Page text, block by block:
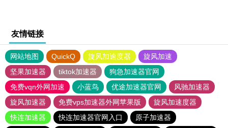
友情链接
网站地图 QuickQ 旋风加速度器
旋风加速
坚果加速器
tiktok加速器
狗急加速器官网
免费vqn外网加速
小蓝鸟 优途加速器官网
风驰加速器
旋风加速器
免费vps加速器外网苹果版
旋风加速度器
快连加速器
快连加速器官网入口
原子加速器